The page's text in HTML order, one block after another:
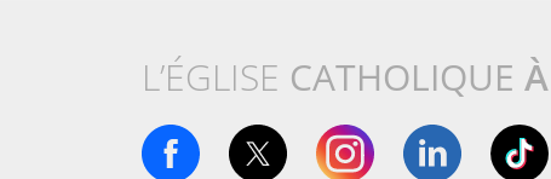
L’ÉGLISE CATHOLIQUE